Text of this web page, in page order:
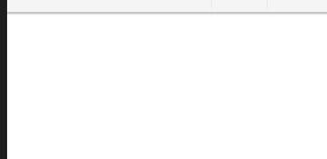
Полужирный
КурсивПодчеркнутый
Зачеркнутый
Вставить